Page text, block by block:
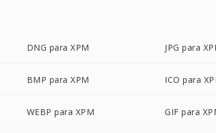
DNG para XPM JPG para
BMP para XPM ICO para
WEBP para XPM GIF para